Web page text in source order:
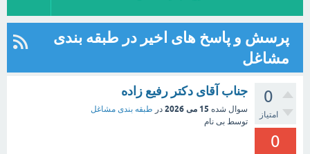
پرسش و پاسخ های اخیر در طبقه بندی
مشاغل
0
امتیاز
0
جناب آقای دکتر رفیع زاده
سوال شده 15 می 2026 در طبقه بندی مشاغل
توسط بی نام